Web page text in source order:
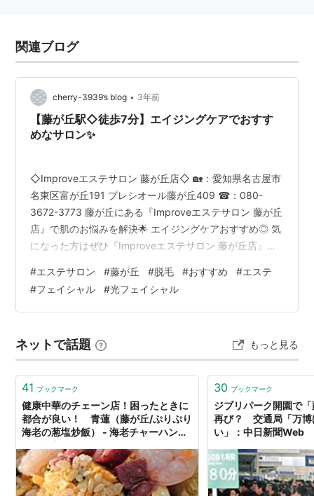
名古屋市営地下鉄
部丘陵線（リニモ）が2005年3月6日に開業。
リスト：駅キーワード
地名
神奈川県横浜市青葉区 藤が丘
藤が丘駅 東京急行電鉄（田園都市線）
横浜市青葉区藤が丘にある、東京急行電鉄 （東急電鉄
の駅。→藤が丘駅
○ リスト：駅キーワード
関連ブログ
cherry-3939’s blog • 3年前
【藤が丘駅◇徒歩7分】エイジングケアでおすす
めなサロン✨
◇Improveエステサロン 藤が丘店◇ 🏡：愛知県名古屋市
名東区富が丘191 プレシオール藤が丘409 ☎：080-
3672-3773 藤が丘にある『Improveエステサロン 藤が丘
店』で肌のお悩みを解決🌟 エイジングケアおすすめ◎ 気
になった方はぜひ『Improveエステサロン 藤が丘店』へ
ェイシャルで美肌に◆ 潤いを与えるエイジングケア⭐ こ
んにちは！ 名古屋市藤が丘駅徒歩7分にある『Improveエ
ステサロン 藤が丘店』です。 鏡を見るたびに、しわやシ
んか？ そのお悩み、当サ…
#エステサロン #藤が丘 #脱毛 #おすすめ #エステ
#フェイシャル #光フェイシャル
ネットで話題 もっと見る
41 ブックマーク
健康中華のチェーン店！困ったときに
都合が良い！ 青蓮（藤が丘/ぷりぷり
海老の葱塩炒飯） - 海老チャーハンだ
30 ブックマーク
ジブリパーク開園で
再び？ 交通局「万博
い」：中日新聞Web